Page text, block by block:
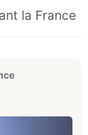
la France